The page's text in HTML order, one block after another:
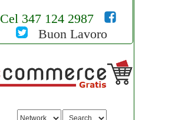
Cel 347 124 2987
Buon Lavoro